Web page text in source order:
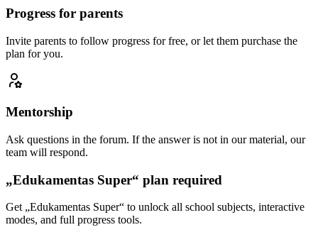
Progress for parents
Invite parents to follow progress for free, or let them purchase the
plan for you.
Mentorship
Ask questions in the forum. If the answer is not in our material, our
team will respond.
„Edukamentas Super“ plan required
Get „Edukamentas Super“ to unlock all school subjects, interactive
modes, and full progress tools.